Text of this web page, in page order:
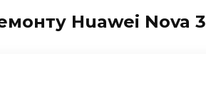
Huawei Nova 3